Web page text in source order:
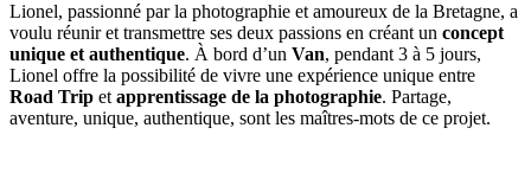
Lionel, passionné par la photographie et amoureux de la Bretagne, a
voulu réunir et transmettre ses deux passions en créant un concept
unique et authentique. À bord d’un Van, pendant 3 à 5 jours,
Lionel offre la possibilité de vivre une expérience unique entre
Road Trip et apprentissage de la photographie. Partage,
aventure, unique, authentique, sont les maîtres-mots de ce projet.